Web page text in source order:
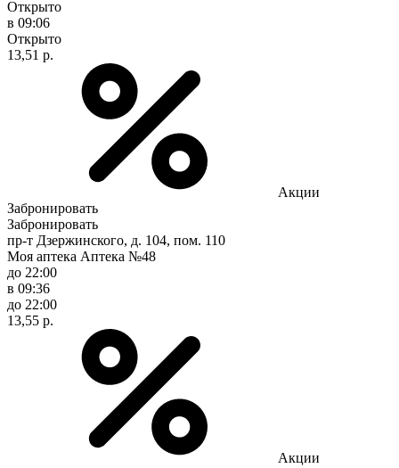
Открыто
в 09:06
Открыто
13,51 р.
Акции
Забронировать
Забронировать
пр-т Дзержинского, д. 104, пом. 110
Моя аптека Аптека №48
до 22:00
в 09:36
до 22:00
13,55 р.
Акции